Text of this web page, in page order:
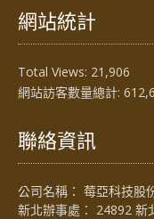
網站統計
Total Views: 21,906
網站訪客數量總計:
聯絡資訊
公司名稱： 莓亞科技股
新北辦事處： 24892 新